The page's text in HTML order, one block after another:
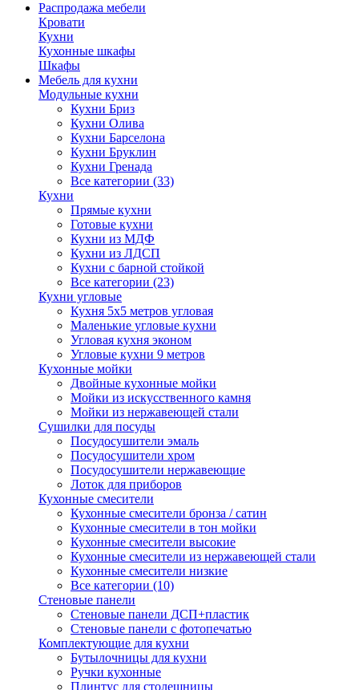
Распродажа мебели
Кровати
Кухни
Кухонные шкафы
Шкафы
Мебель для кухни
Модульные кухни
Кухни Бриз
Кухни Олива
Кухни Барселона
Кухни Бруклин
Кухни Гренада
Все категории (33)
Кухни
Прямые кухни
Готовые кухни
Кухни из МДФ
Кухни из ЛДСП
Кухни с барной стойкой
Все категории (23)
Кухни угловые
Кухня 5х5 метров угловая
Маленькие угловые кухни
Угловая кухня эконом
Угловые кухни 9 метров
Кухонные мойки
Двойные кухонные мойки
Мойки из искусственного камня
Мойки из нержавеющей стали
Сушилки для посуды
Посудосушители эмаль
Посудосушители хром
Посудосушители нержавеющие
Лоток для приборов
Кухонные смесители
Кухонные смесители бронза / сатин
Кухонные смесители в тон мойки
Кухонные смесители высокие
Кухонные смесители из нержавеющей стали
Кухонные смесители низкие
Все категории (10)
Стеновые панели
Стеновые панели ДСП+пластик
Стеновые панели с фотопечатью
Комплектующие для кухни
Бутылочницы для кухни
Ручки кухонные
Плинтус для столешницы